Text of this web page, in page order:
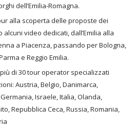
dell’Emilia-Romagna.
alla scoperta delle proposte dei
video dedicati, dall’Emilia alla
a Piacenza, passando per Bologna,
e Reggio Emilia.
di 30 tour operator specializzati
Austria, Belgio, Danimarca,
Israele, Italia, Olanda,
Repubblica Ceca, Russia, Romania,